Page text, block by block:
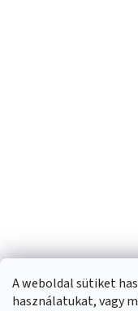
A weboldal sütiket
használatukat, vagy